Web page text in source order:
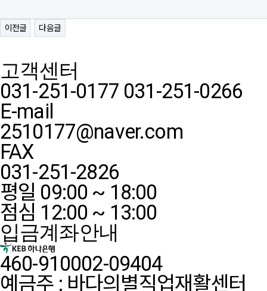
이전글 다음글
고객센터
031-251-0177 031-251-0266
E-mail
2510177@naver.com
FAX
031-251-2826
평일 09:00 ~ 18:00
점심 12:00 ~ 13:00
입금계좌안내
460-910002-09404
예금주 : 바다의별직업재활센터